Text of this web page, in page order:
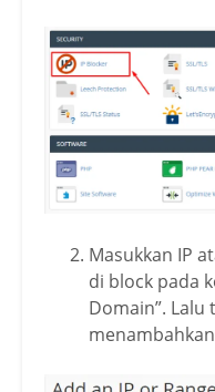
Masukkan IP
di block pada
Domain”. Lalu